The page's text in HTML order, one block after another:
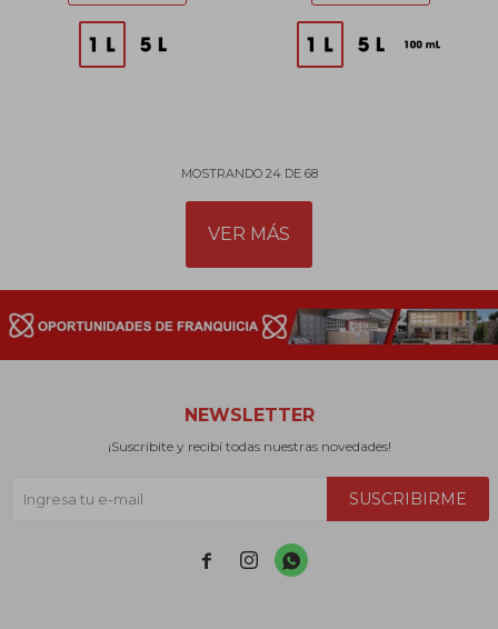
MOSTRANDO 24DE 68
VER MÁS
NEWSLETTER
¡Suscribite y recibí todas nuestras novedades!
SUSCRIBIRME
  